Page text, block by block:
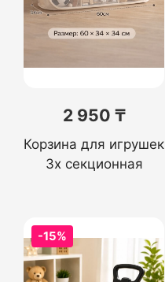
2 950 ₸
Корзина для игрушек
3х секционная
-15%